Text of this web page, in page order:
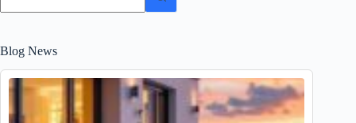
Blog News